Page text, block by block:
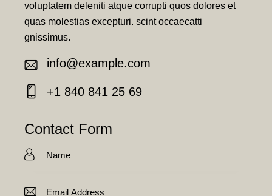
voluptatem deleniti atque corrupti quos dolores et
quas molestias excepturi. scint occaecatti
gnissimus.
E-
m
info@example.com
on
e:
+1 840 841 25 69
Contact Form